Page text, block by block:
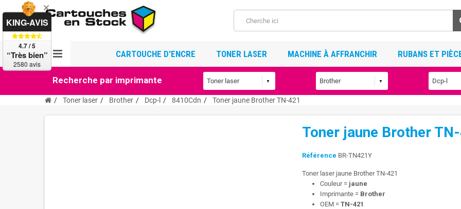
CARTOUCHE D'ENCRE TONER LASER MACHINE À AFFRANCHIR RUBANS ET
Recherche par imprimante
Toner laser Brother Dcp-l 8410Cdn Toner jaune Brother TN-421
Toner jaune Brother
Référence BR-TN421Y
Toner laser jaune Brother TN-421
Couleur = jaune
Imprimante = Brother
OEM = TN-421
KING-AVIS
4.7 / 5
“Très bien”
2580 avis